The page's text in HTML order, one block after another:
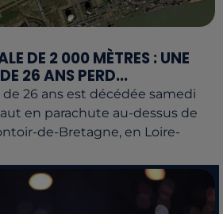
DE 2 000 MÈTRES : UNE
26 ANS PERD...
26 ans est décédée samedi
en parachute au-dessus de
de-Bretagne, en Loire-